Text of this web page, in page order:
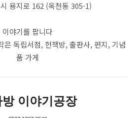
용지로 162 (옥천동 305-1)
이야기를 팝니다
은 독립서점, 헌책방, 출판사, 편지, 기념
품 가게